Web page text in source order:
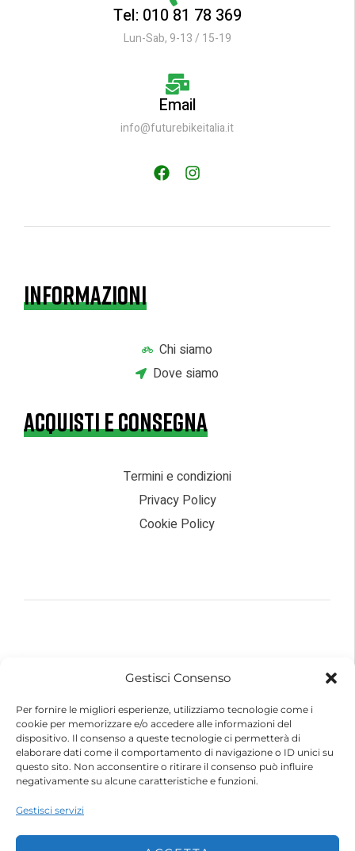
Gestisci Consenso
Per fornire le migliori esperienze, utilizziamo tecnologie come i
cookie per memorizzare e/o accedere alle informazioni del
dispositivo. Il consenso a queste tecnologie ci permetterà di
elaborare dati come il comportamento di navigazione o ID unici su
questo sito. Non acconsentire o ritirare il consenso può influire
negativamente su alcune caratteristiche e funzioni.
Gestisci servizi
Tel: 010 81 78 369
Lun-Sab, 9-13 / 15-19
Email
info@futurebikeitalia.it
INFORMAZIONI
Chi siamo
Dove siamo
ACQUISTI E CONSEGNA
Termini e condizioni
Privacy Policy
Cookie Policy
Sede Legale: Via Argine Polcevera, 16D Scala A
CAP 16161 Genova (GE)
Capitale Sociale € 600.000,00 (i.v.)
Registro Imprese di Genova
Codice Fiscale e Partita IVA – 10483110010
R.E.A. Genova n. 459084